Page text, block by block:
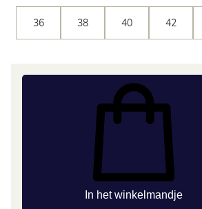
36 38 40 42
In het winkelmandje